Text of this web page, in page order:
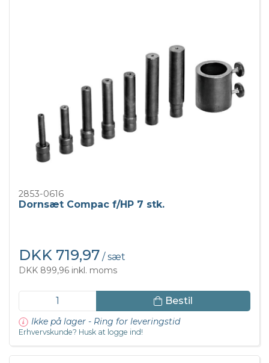
2853-0616
Dornsæt Compac f/HP 7 stk.
DKK 719,97 / sæt
DKK 899,96 inkl. moms
Bestil
Ikke på lager - Ring for leveringstid
Erhvervskunde? Husk at logge ind!